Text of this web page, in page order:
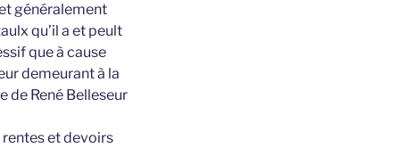
généralement
qu’il a et peult
que à cause
demeurant à la
de René Belleseur
rentes et devoirs